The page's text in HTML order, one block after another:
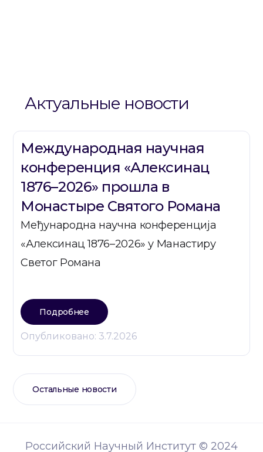
Актуальные новости
Международная научная
конференция «Алексинац
1876–2026» прошла в
Монастыре Святого Романа
Међународна научна конференција
«Алексинац 1876–2026» у Манастиру
Светог Романа
Подробнее
Опубликовано: 3.7.2026
Остальные новости
Российский Научный Институт © 2024